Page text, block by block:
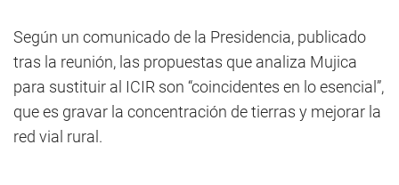
Según un comunicado de la Presidencia, publicado
tras la reunión, las propuestas que analiza Mujica
para sustituir al ICIR son “coincidentes en lo esencial”,
que es gravar la concentración de tierras y mejorar la
red vial rural.